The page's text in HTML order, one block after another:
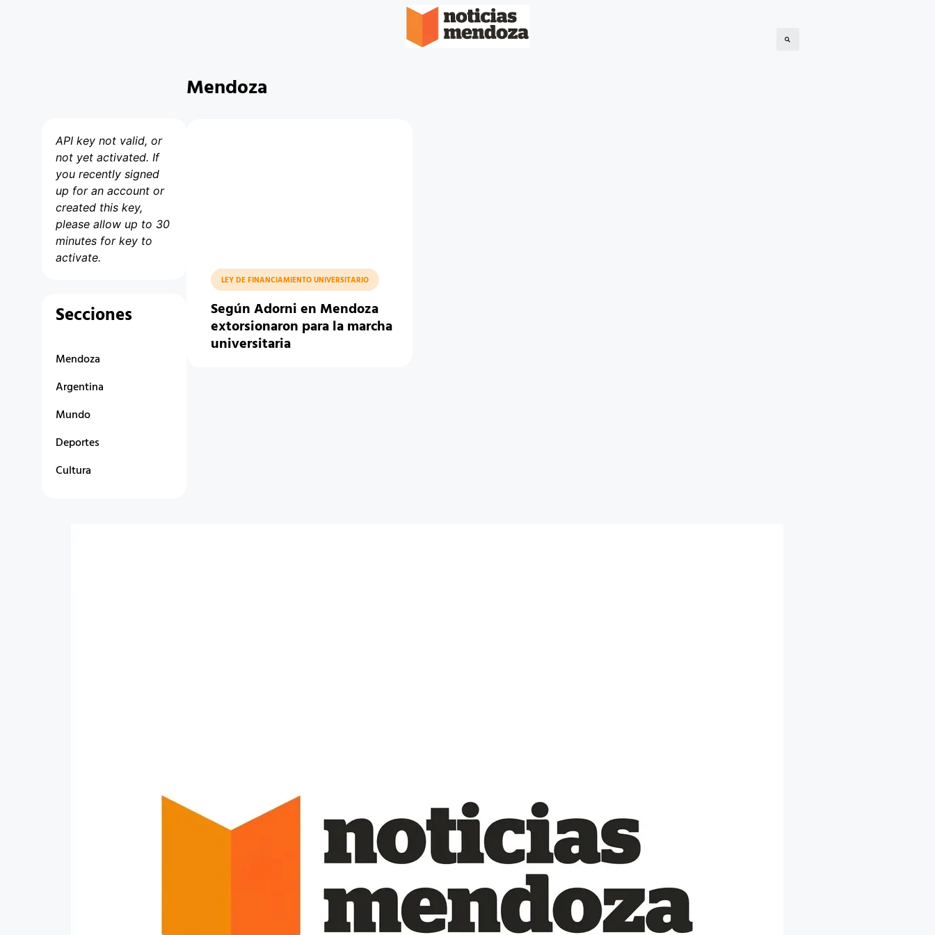
API key not valid, or
not yet activated. If
you recently signed
up for an account or
created this key,
please allow up to 30
minutes for key to
activate.
Secciones
Mendoza
Argentina
Mundo
Deportes
Cultura
Mendoza
LEY DE FINANCIAMIENTO UNIVERSITARIO
Según Adorni en Mendoza
extorsionaron para la marcha
universitaria